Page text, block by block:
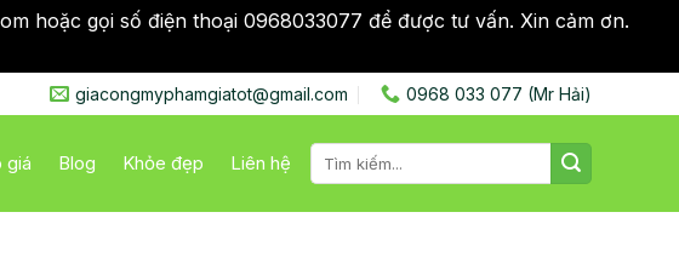
hoặc gọi số điện thoại 0968033077 để được tư vấn. Xin cảm ơn.
giacongmyphamgiatot@gmail.com 0968 033 077 (Mr Hải)
giá Blog Khỏe đẹp Liên hệ
Tìm
kiếm: